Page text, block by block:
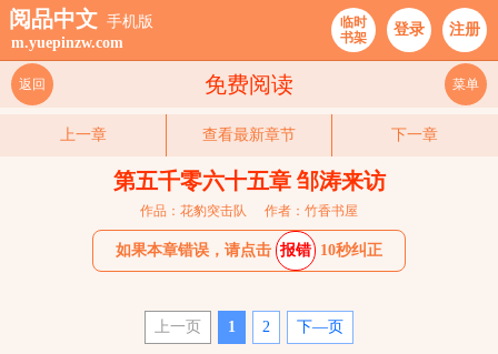
阅品中文 手机版
m.yuepinzw.com
临时
书架
登录 注册
免费阅读
返回 菜单
上一章 查看最新章节 下一章
第五千零六十五章 邹涛来访
作品：花豹突击队 作者：竹香书屋
如果本章错误，请点击 报错 10秒纠正
上一页 1 2 下—页